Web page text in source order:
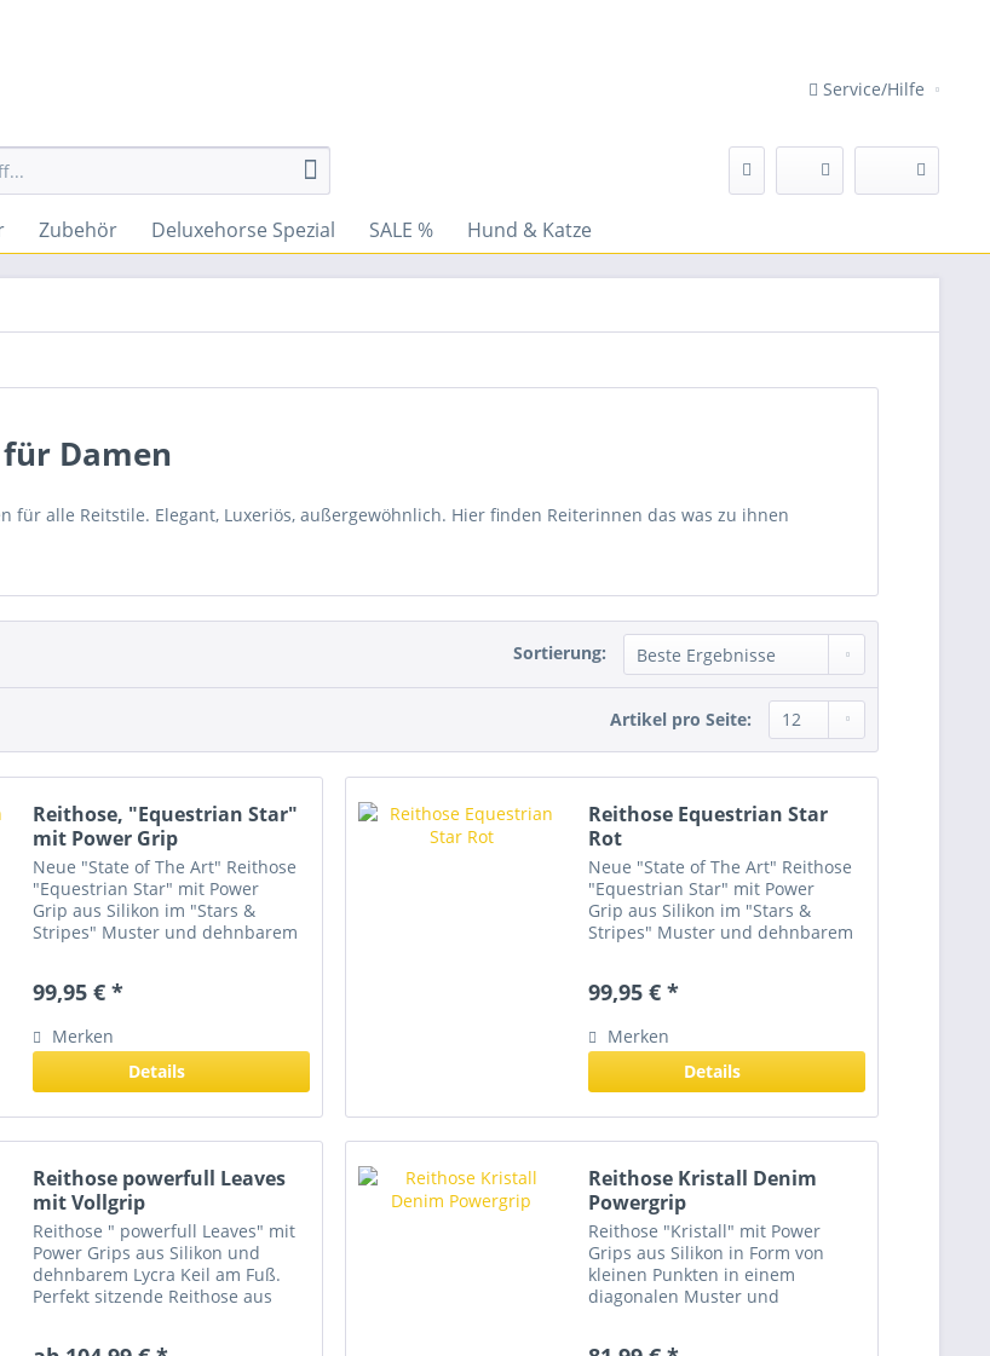
Service/Hilfe
Zubehör Deluxehorse Spezial SALE % Hund & Katze
Damen
für alle Reitstile. Elegant, Luxeriös, außergewöhnlich. Hier finden Reiterinnen das was zu ihnen
Sortierung:
Artikel pro Seite:
Reithose, "Equestrian Star"
mit Power Grip
Neue "State of The Art" Reithose
"Equestrian Star" mit Power
Grip aus Silikon im "Stars &
Stripes" Muster und dehnbarem
fach gewebtem
höheren Schnitt...
99,95 € *
Merken
Details
Reithose Equestrian Star
Rot
Neue "State of The Art" Reithose
"Equestrian Star" mit Power
Grip aus Silikon im "Stars &
Stripes" Muster und dehnbarem
fach gewebtem
höheren Schnitt...
99,95 € *
Merken
Details
Reithose powerfull Leaves
mit Vollgrip
Reithose " powerfull Leaves" mit
Power Grips aus Silikon und
dehnbarem Lycra Keil am Fuß.
Perfekt sitzende Reithose aus
Reithose Kristall Denim
Powergrip
Reithose "Kristall" mit Power
Grips aus Silikon in Form von
kleinen Punkten in einem
diagonalen Muster und